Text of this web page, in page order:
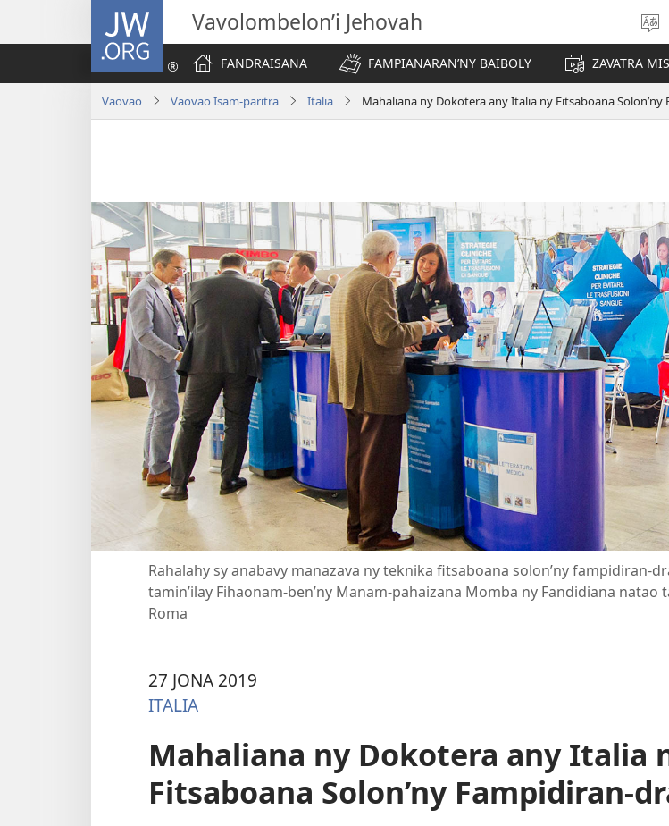
JW.ORG Vavolombelon’i Jehovah
FANDRAISANA
FAMPIANARAN’NY BAIBOLY ZAVATRA
Vaovao Vaovao Isam-paritra Italia Mahaliana ny Dokotera any Italia ny Fitsaboana Solon’ny
Rahalahy sy anabavy manazava ny teknika fitsaboana solon’ny fampidiran-
tamin’ilay Fihaonam-ben’ny Manam-pahaizana Momba ny Fandidiana natao
Roma
27 JONA 2019
ITALIA
Mahaliana ny Dokotera any Italia
Fitsaboana Solon’ny Fampidiran-